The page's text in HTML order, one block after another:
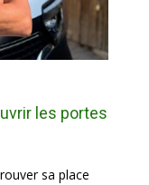
les portes
sa place